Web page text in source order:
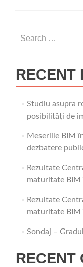
for:
RECENT
Studiu asupra
posibilități de
Meseriile BIM
dezbatere
Rezultate
maturitate BIM
Rezultate
maturitate BIM
Sondaj –
RECENT